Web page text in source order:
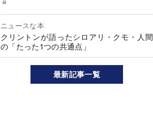
ニュースな本
クリントンが語ったシロアリ・クモ・人間
の「たった1つの共通点」
最新記事一覧